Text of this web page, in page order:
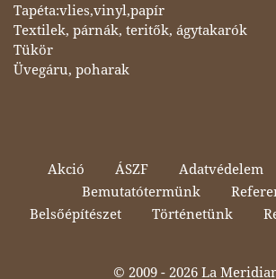
Tapéta:vlies,vinyl,papír
Textilek, párnák, teritők, ágytakarók
Tükör
Üvegáru, poharak
Akció ÁSZF Adatvédelem
Bemutatótermünk
Belsőépítészet
Történetünk
© 2009 - 2026 La